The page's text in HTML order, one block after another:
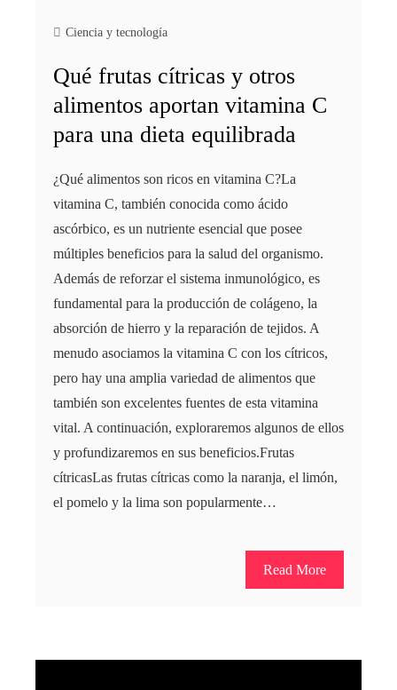
Ciencia y tecnología
Qué frutas cítricas y otros
alimentos aportan vitamina C
para una dieta equilibrada
¿Qué alimentos son ricos en vitamina C?La
vitamina C, también conocida como ácido
ascórbico, es un nutriente esencial que posee
múltiples beneficios para la salud del organismo.
Además de reforzar el sistema inmunológico, es
fundamental para la producción de colágeno, la
absorción de hierro y la reparación de tejidos. A
menudo asociamos la vitamina C con los cítricos,
pero hay una amplia variedad de alimentos que
también son excelentes fuentes de esta vitamina
vital. A continuación, exploraremos algunos de ellos
y profundizaremos en sus beneficios.Frutas
cítricasLas frutas cítricas como la naranja, el limón,
el pomelo y la lima son popularmente…
Read More